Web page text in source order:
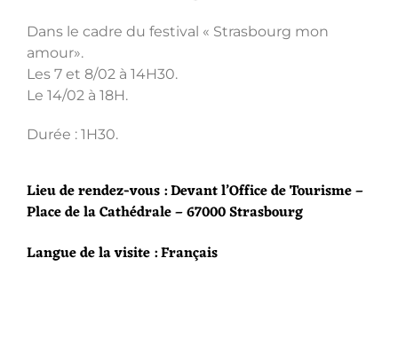
Dans le cadre du festival « Strasbourg mon
amour».
Les 7 et 8/02 à 14H30.
Le 14/02 à 18H.
Durée : 1H30.
Lieu de rendez-vous : Devant l’Office de Tourisme –
Place de la Cathédrale – 67000 Strasbourg
Langue de la visite : Français